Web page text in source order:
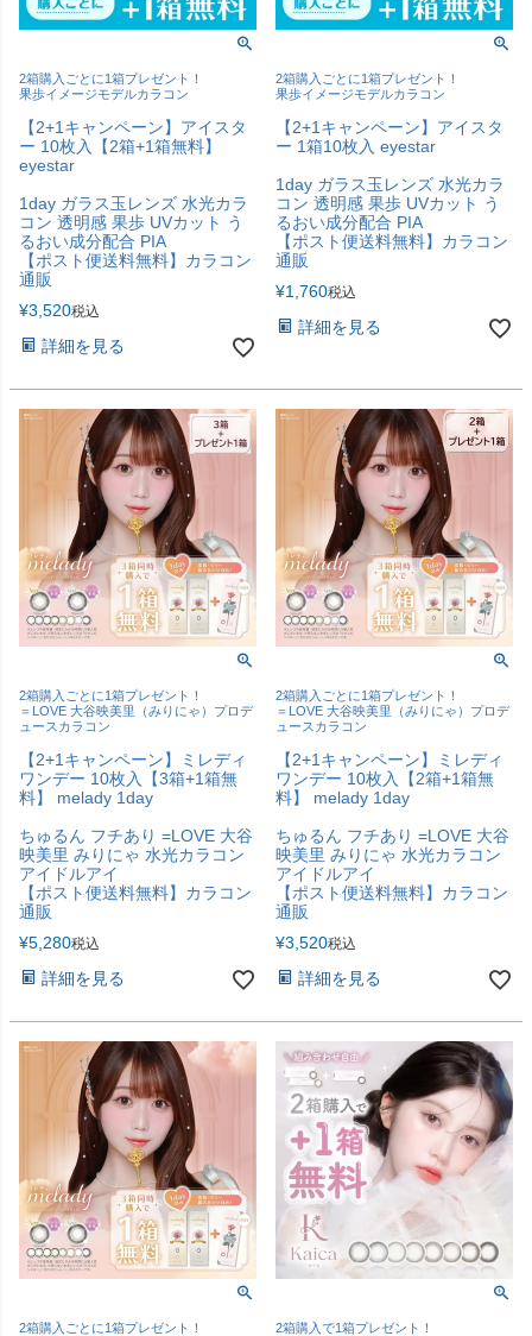
2箱購入ごとに1箱プレゼント！
果歩イメージモデルカラコン
【2+1キャンペーン】アイスタ
ー 10枚入【2箱+1箱無料】
eyestar
1day ガラス玉レンズ 水光カラ
コン 透明感 果歩 UVカット う
るおい成分配合 PIA
【ポスト便送料無料】カラコン
通販
¥3,520税込
詳細を見る
2箱購入ごとに1箱プレゼント！
果歩イメージモデルカラコン
【2+1キャンペーン】アイスタ
ー 1箱10枚入 eyestar
1day ガラス玉レンズ 水光カラ
コン 透明感 果歩 UVカット う
るおい成分配合 PIA
【ポスト便送料無料】カラコン
通販
¥1,760税込
詳細を見る
2箱購入ごとに1箱プレゼント！
＝LOVE 大谷映美里（みりにゃ）プロデ
ュースカラコン
【2+1キャンペーン】ミレディ
ワンデー 10枚入【3箱+1箱無
料】 melady 1day
ちゅるん フチあり =LOVE 大谷
映美里 みりにゃ 水光カラコン
アイドルアイ
【ポスト便送料無料】カラコン
通販
¥5,280税込
詳細を見る
2箱購入ごとに1箱プレゼント！
＝LOVE 大谷映美里（みりにゃ）プロデ
ュースカラコン
【2+1キャンペーン】ミレディ
ワンデー 10枚入【2箱+1箱無
料】 melady 1day
ちゅるん フチあり =LOVE 大谷
映美里 みりにゃ 水光カラコン
アイドルアイ
【ポスト便送料無料】カラコン
通販
¥3,520税込
詳細を見る
2箱購入ごとに1箱プレゼント！ 2箱購入で1箱プレゼント！